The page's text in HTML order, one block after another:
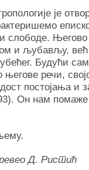
је
слободе.
и љубављу, већ
Будући
његове речи,
постојања и
Он нам
Д. Ристић